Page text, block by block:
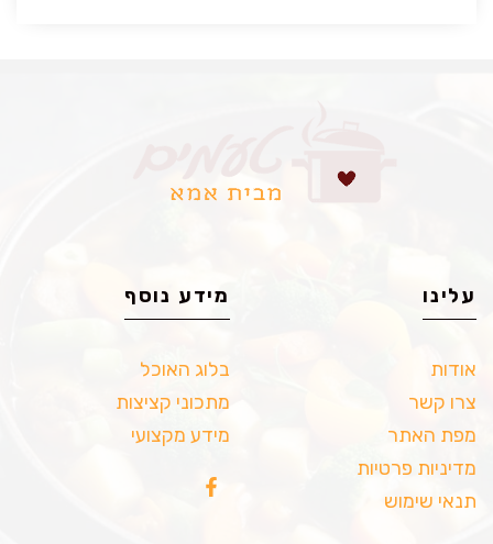
עלינו
אודות
צרו קשר
מפת האתר
מדיניות פרטיות
תנאי שימוש
מידע נוסף
בלוג האוכל
מתכוני קציצות
מידע מקצועי